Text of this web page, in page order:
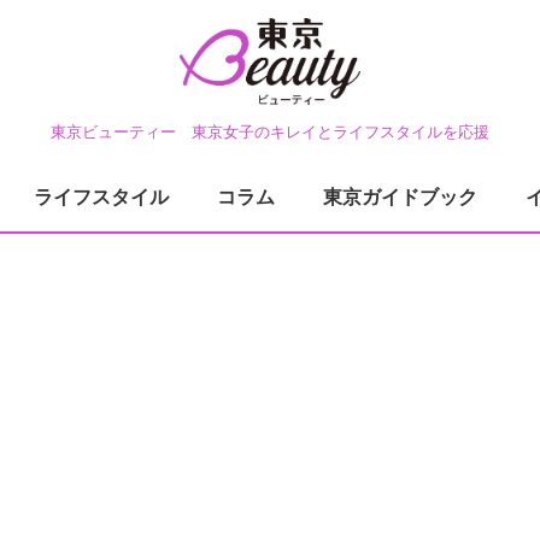
東京ビューティー 東京女子のキレイとライフスタイルを応援
ライフスタイル コラム 東京ガイドブック